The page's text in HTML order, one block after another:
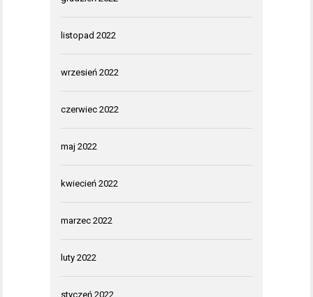
listopad 2022
wrzesień 2022
czerwiec 2022
maj 2022
kwiecień 2022
marzec 2022
luty 2022
styczeń 2022